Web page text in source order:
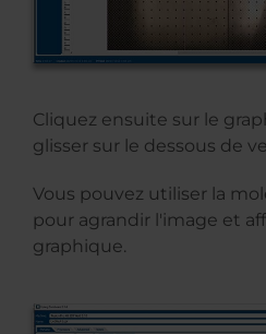
Cliquez ensuite sur le
glisser sur le dessous de
Vous pouvez utiliser la
pour agrandir l'image et
graphique.